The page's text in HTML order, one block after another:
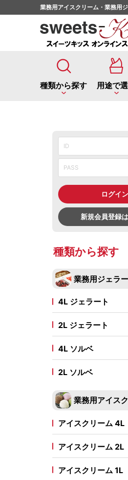
業務用アイスクリーム・業務用
種類から探す
4L ジェラート
業務用アイスクリーム
アイスクリーム 4L アイ
ポーションアイス
ラウンド ハーフカット
ソフトサーブミックス
アイスクリームコーン・ソフ
ひとくちアイス
アイスケーキ
カップ入りアイススイーツ
デコレーションカップ
スイーツバー
用途で
業務用ジェラート
飲食店の簡単提供メニューに
ポーションアイス シュー
カフェメニューの材料に
台湾風かき氷スイーツ 冷
シューアイス スイーツバー
ログイン
新規会員登録
種類から探す
業務用ジェラ
4L ジェラート
2L ジェラート
4L ソルベ
2L ソルベ
業務用アイス
アイスクリーム 4L
アイスクリーム 2L
アイスクリーム 1L